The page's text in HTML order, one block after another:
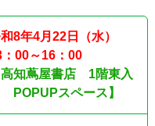
8年4月22日（水）
：00～16：00
高知蔦屋書店 1階東入
POPUPスペース】